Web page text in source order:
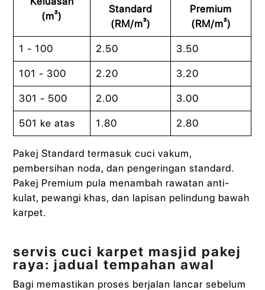
(m²)
Standard
(RM/m²)
Premium
(RM/m²)
1 - 100 2.50 3.50
101 - 300 2.20 3.20
301 - 500 2.00 3.00
501 ke atas 1.80 2.80
Pakej Standard termasuk cuci vakum,
pembersihan noda, dan pengeringan standard.
Pakej Premium pula menambah rawatan anti-
kulat, pewangi khas, dan lapisan pelindung bawah
karpet.
servis cuci karpet masjid pakej
raya: jadual tempahan awal
Bagi memastikan proses berjalan lancar sebelum